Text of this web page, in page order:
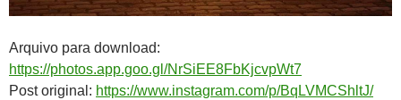
Arquivo para download:
https://photos.app.goo.gl/NrSiEE8FbKjcvpWt7
Post original: https://www.instagram.com/p/BqLVMCShltJ/